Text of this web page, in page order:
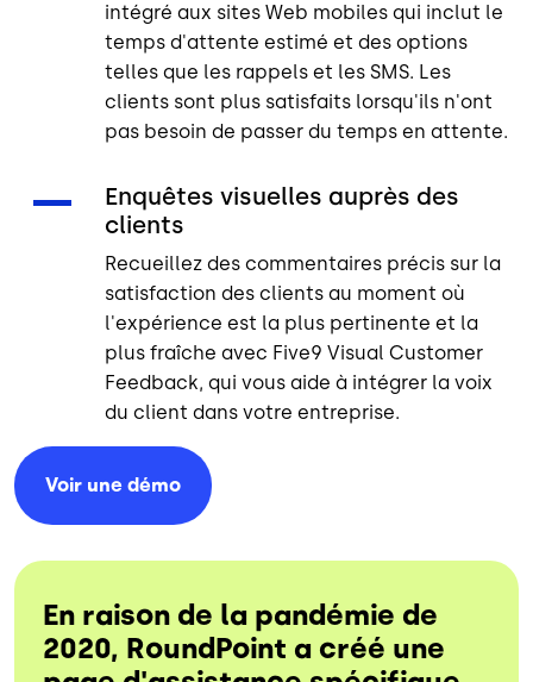
intégré aux sites Web mobiles qui inclut le
temps d'attente estimé et des options
telles que les rappels et les SMS. Les
clients sont plus satisfaits lorsqu'ils n'ont
pas besoin de passer du temps en attente.
Enquêtes visuelles auprès des
clients
Recueillez des commentaires précis sur la
satisfaction des clients au moment où
l'expérience est la plus pertinente et la
plus fraîche avec Five9 Visual Customer
Feedback, qui vous aide à intégrer la voix
du client dans votre entreprise.
Voir une démo
En raison de la pandémie de
2020, RoundPoint a créé une